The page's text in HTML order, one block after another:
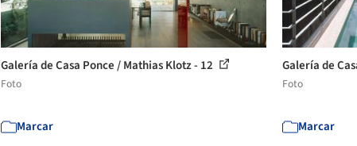
Galería de Casa Ponce / Mathias Klotz - 12
Foto
Marcar
Galería de
Foto
Marcar